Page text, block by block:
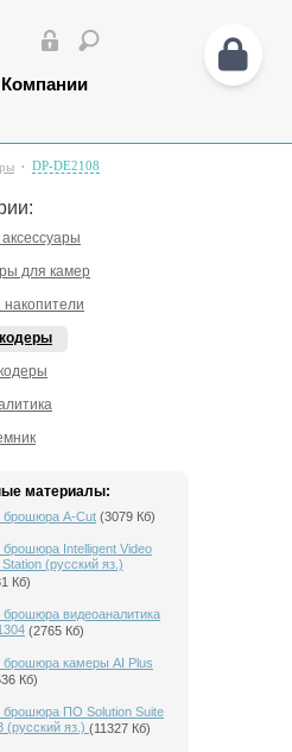
DP-DE2108
для камер
материалы:
брошюра A-Cut (3079 Кб)
брошюра Intelligent Video
(русский яз.)
Кб)
брошюра видеоаналитика
(2765 Кб)
брошюра камеры AI Plus
Кб)
брошюра ПО Solution Suite
(русский яз.) (11327 Кб)